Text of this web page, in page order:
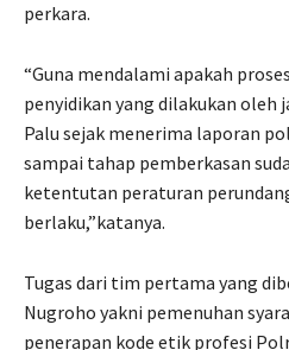
perkara.
“Guna mendalami apakah
penyidikan yang dilakukan oleh
Palu sejak menerima laporan
sampai tahap pemberkasan
ketentutan peraturan
berlaku,”katanya.
Tugas dari tim pertama yang
Nugroho yakni pemenuhan
penerapan kode etik profesi